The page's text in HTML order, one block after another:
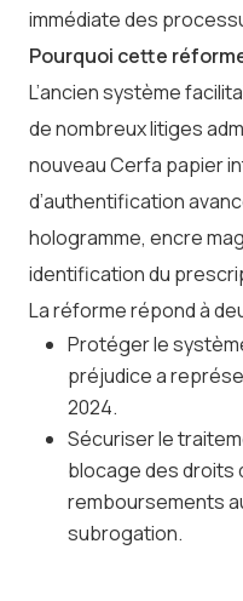
immédiate des
Pourquoi cette
L’ancien système
de nombreux litiges
nouveau Cerfa papier
d’authentification
hologramme, encre
identification du
La réforme répond à
Protéger le
préjudice a
2024.
Sécuriser le
blocage des droits
remboursements
subrogation.